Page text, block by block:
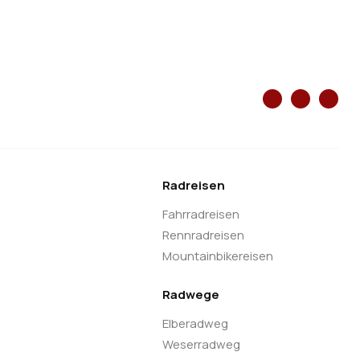
Radreisen
Fahrradreisen
Rennradreisen
Mountainbikereisen
Radwege
Elberadweg
Weserradweg